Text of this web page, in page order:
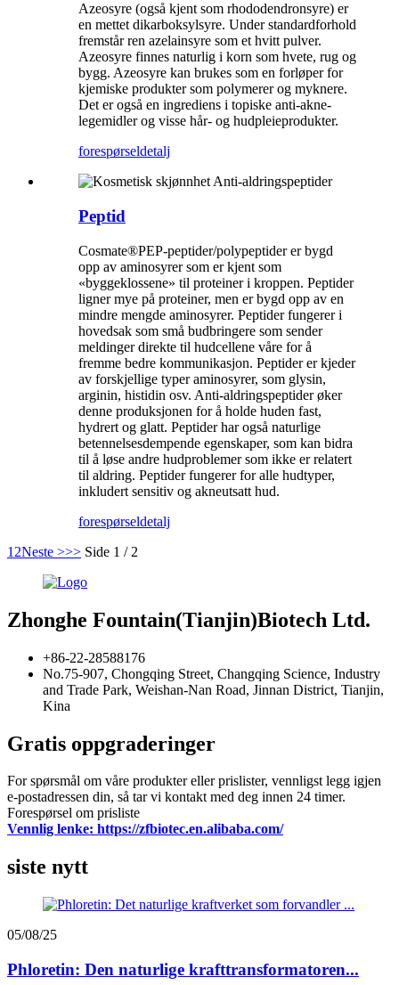
Azeosyre (også kjent som rhododendronsyre) er
en mettet dikarboksylsyre. Under standardforhold
fremstår ren azelainsyre som et hvitt pulver.
Azeosyre finnes naturlig i korn som hvete, rug og
bygg. Azeosyre kan brukes som en forløper for
kjemiske produkter som polymerer og myknere.
Det er også en ingrediens i topiske anti-akne-
legemidler og visse hår- og hudpleieprodukter.
forespørseldetalj
Peptid
Cosmate®PEP-peptider/polypeptider er bygd
opp av aminosyrer som er kjent som
«byggeklossene» til proteiner i kroppen. Peptider
ligner mye på proteiner, men er bygd opp av en
mindre mengde aminosyrer. Peptider fungerer i
hovedsak som små budbringere som sender
meldinger direkte til hudcellene våre for å
fremme bedre kommunikasjon. Peptider er kjeder
av forskjellige typer aminosyrer, som glysin,
arginin, histidin osv. Anti-aldringspeptider øker
denne produksjonen for å holde huden fast,
hydrert og glatt. Peptider har også naturlige
betennelsesdempende egenskaper, som kan bidra
til å løse andre hudproblemer som ikke er relatert
til aldring. Peptider fungerer for alle hudtyper,
inkludert sensitiv og akneutsatt hud.
forespørseldetalj
1 2Neste >>> Side 1 / 2
Zhonghe Fountain(Tianjin)Biotech Ltd.
+86-22-28588176
No.75-907, Chongqing Street, Changqing Science, Industry
and Trade Park, Weishan-Nan Road, Jinnan District, Tianjin,
Kina
Gratis oppgraderinger
For spørsmål om våre produkter eller prislister, vennligst legg igjen
e-postadressen din, så tar vi kontakt med deg innen 24 timer.
Forespørsel om prisliste
Vennlig lenke: https://zfbiotec.en.alibaba.com/
siste nytt
05/08/25
Phloretin: Den naturlige krafttransformatoren...